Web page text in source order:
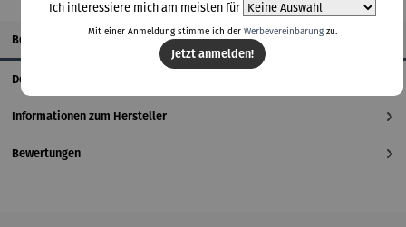
Beschreibung
Details
Informationen zum Hersteller
Bewertungen
Ich interessiere mich am meisten für
Mit einer Anmeldung stimme ich der Werbevereinbarungzu.
Jetzt anmelden!